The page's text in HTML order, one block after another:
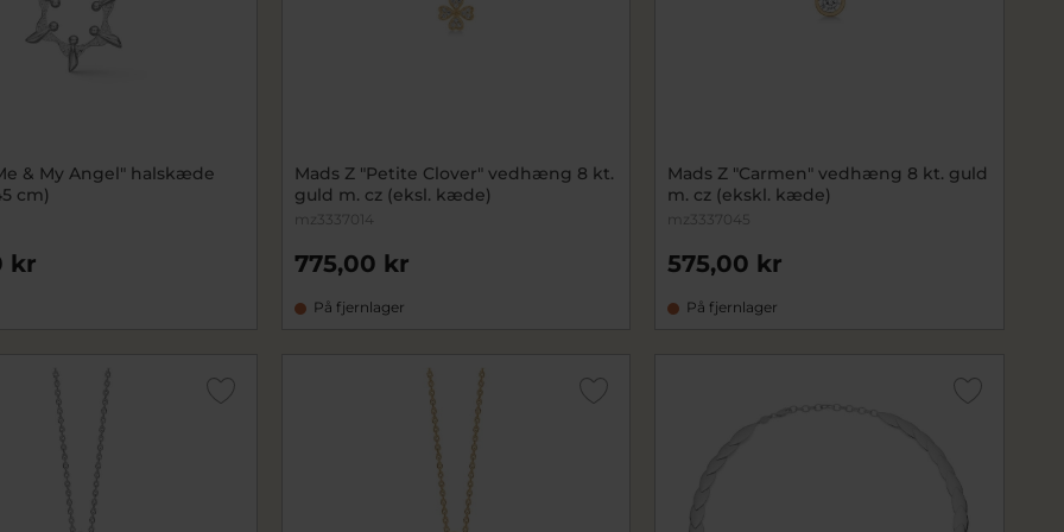
& My Angel" halskæde
cm)
kr
Mads Z "Petite Clover" vedhæng 8 kt.
guld m. cz (eksl. kæde)
mz3337014
775,00 kr
På fjernlager
Mads Z "Carmen" vedhæng 8 kt. guld
m. cz (ekskl. kæde)
mz3337045
575,00 kr
På fjernlager